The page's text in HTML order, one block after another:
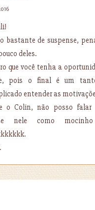
bastante de suspense,
deles.
que você tenha a
pois o final é um
entender as
o Colin, não posso falar
nele como